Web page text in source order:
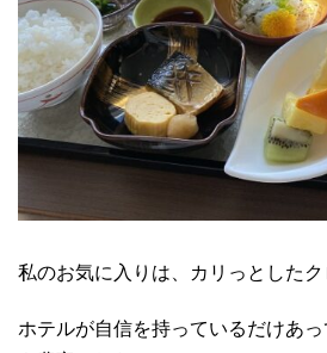
私のお気に入りは、カリっとしたク
ホテルが自信を持っているだけあ